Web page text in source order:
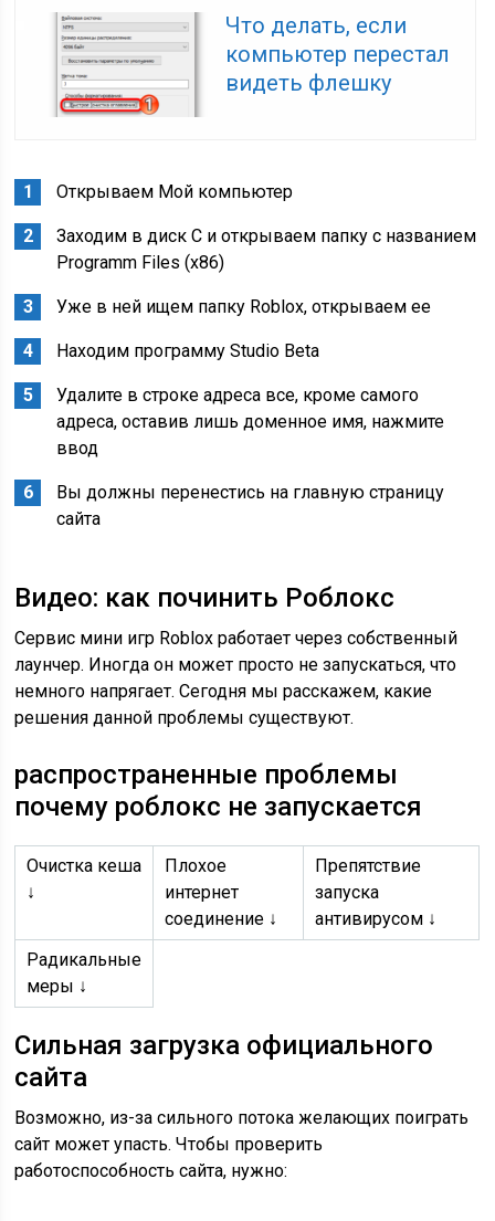
Что делать, если
компьютер перестал
видеть флешку
Открываем Мой компьютер
Заходим в диск С и открываем папку с названием
Programm Files (x86)
Уже в ней ищем папку Roblox, открываем ее
Находим программу Studio Beta
Удалите в строке адреса все, кроме самого
адреса, оставив лишь доменное имя, нажмите
ввод
Вы должны перенестись на главную страницу
сайта
Видео: как починить Роблокс
Сервис мини игр Roblox работает через собственный
лаунчер. Иногда он может просто не запускаться, что
немного напрягает. Сегодня мы расскажем, какие
решения данной проблемы существуют.
распространенные проблемы
почему роблокс не запускается
Очистка кеша
↓
Плохое
интернет
соединение ↓
Препятствие
запуска
антивирусом ↓
Радикальные
меры ↓
Сильная загрузка официального
сайта
Возможно, из-за сильного потока желающих поиграть
сайт может упасть. Чтобы проверить
работоспособность сайта, нужно: